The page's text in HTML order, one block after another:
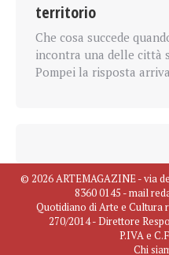
territorio
Che cosa succede
incontra una delle città
Pompei la risposta
© 2026 ARTEMAGAZINE - via
8360 0145 - mail
Quotidiano di Arte e Cultura
270/2014 - Direttore
P.IVA e
Chi